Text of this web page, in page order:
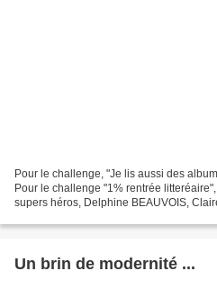
Pour le challenge, "Je lis aussi des
Pour le challenge "1% rentrée
supers héros, Delphine BEAUVOIS,
Un brin de modernité ...